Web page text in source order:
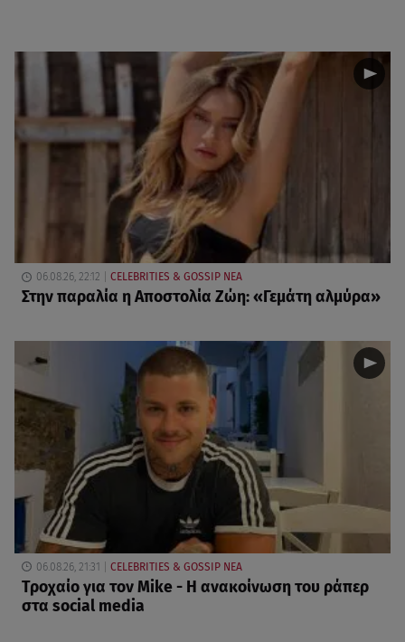
06.08.26, 22:12 CELEBRITIES & GOSSIP ΝΕΑ
Στην παραλία η Αποστολία Ζώη: «Γεμάτη αλμύρα»
06.08.26, 21:31 CELEBRITIES & GOSSIP ΝΕΑ
Τροχαίο για τον Mike - Η ανακοίνωση του ράπερ
στα social media